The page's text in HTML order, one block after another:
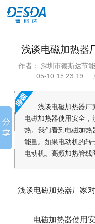
浅谈电磁加热器
作者： 深圳市德斯达节
05-10 15:23:19
浅谈电磁加热
电磁加热器使用安全，
热。我们看到电磁加热
能量。如果电动机的转
电动机。高频加热管线
浅谈电磁加热器厂家
电磁加热器使用安